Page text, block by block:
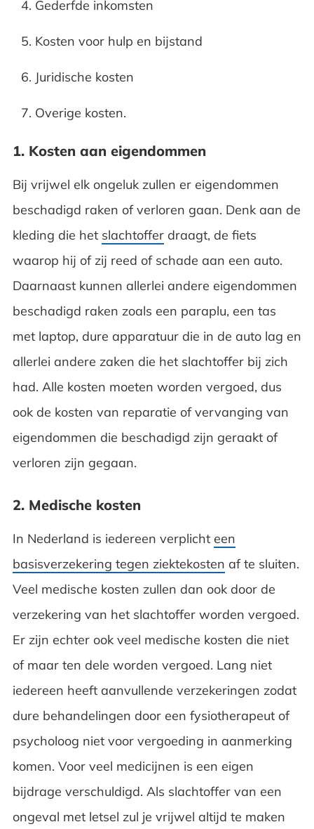
Gederfde inkomsten
Kosten voor hulp en bijstand
Juridische kosten
Overige kosten.
1. Kosten aan eigendommen
Bij vrijwel elk ongeluk zullen er eigendommen
beschadigd raken of verloren gaan. Denk aan de
kleding die het slachtofferdraagt, de fiets
waarop hij of zij reed of schade aan een auto.
Daarnaast kunnen allerlei andere eigendommen
beschadigd raken zoals een paraplu, een tas
met laptop, dure apparatuur die in de auto lag en
allerlei andere zaken die het slachtoffer bij zich
had. Alle kosten moeten worden vergoed, dus
ook de kosten van reparatie of vervanging van
eigendommen die beschadigd zijn geraakt of
verloren zijn gegaan.
2. Medische kosten
In Nederland is iedereen verplicht een
basisverzekering tegen ziektekosten af te sluiten.
Veel medische kosten zullen dan ook door de
verzekering van het slachtoffer worden vergoed.
Er zijn echter ook veel medische kosten die niet
of maar ten dele worden vergoed. Lang niet
iedereen heeft aanvullende verzekeringen zodat
dure behandelingen door een fysiotherapeut of
psycholoog niet voor vergoeding in aanmerking
komen. Voor veel medicijnen is een eigen
bijdrage verschuldigd. Als slachtoffer van een
ongeval met letsel zul je vrijwel altijd te maken